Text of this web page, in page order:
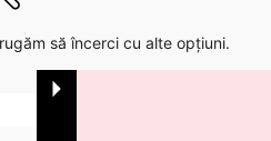
să încerci cu alte opțiuni.